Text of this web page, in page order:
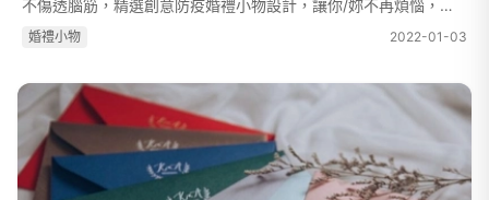
不傷透腦筋，精選創意防疫婚禮小物設計，讓你/妳不再煩惱，趕
緊提筆記下來，當作送禮參考指南，即使之後疫情緩和，這些小
婚禮⼩物 2022-01-03